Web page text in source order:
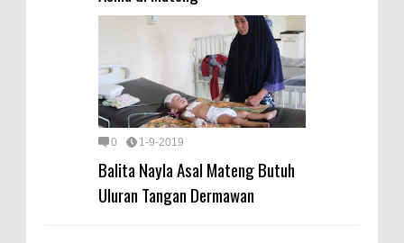
0 1-9-2019
Balita Nayla Asal Mateng Butuh
Uluran Tangan Dermawan